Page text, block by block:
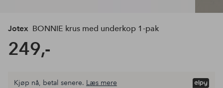
Jotex BONNIE krus med underkop 1-pak
249,-
Kjøp nå, betal senere. Læs mere